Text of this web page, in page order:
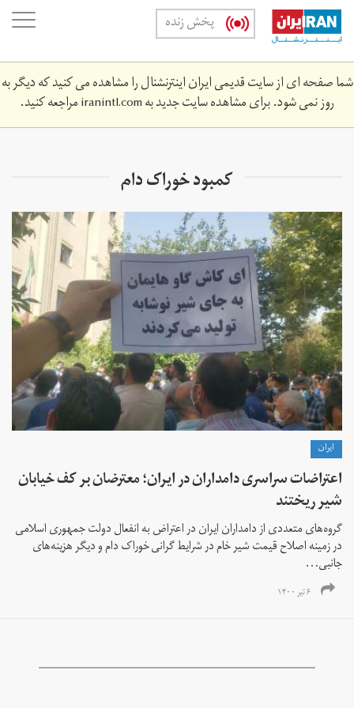
Skip
main
content
پخش زنده
شما صفحه ای از سایت قدیمی ایران اینترنشنال را مشاهده می کنید که دیگر به
روز نمی شود. برای مشاهده سایت جدید بهiranintl.comمراجعه کنید.
کمبود خوراک دام
ايران
اعتراضات سراسری دامداران در ایران؛ معترضان بر کف خیابان
شیر ریختند
گروه‌های متعددی از دامداران ایران در اعتراض به انفعال دولت جمهوری اسلامی
در زمینه اصلاح قیمت‌ شیر خام در شرایط گرانی خوراک دام و دیگر هزینه‌های
جانبی...
۶ تیر ۱۴۰۰